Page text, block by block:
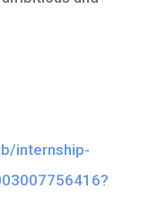
internship-